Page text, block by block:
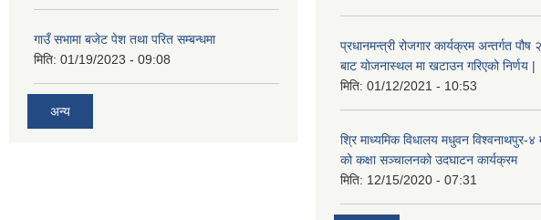
गाउँ सभामा बजेट पेश तथा परित सम्बन्धमा
मिति: 01/19/2023 - 09:08
अन्य
प्रधानमन्त्री रोजगार कार्यक्रम अन्तर्गत पौष
बाट योजनास्थल मा खटाउन गरिएको निर्णय |
मिति: 01/12/2021 - 10:53
श्रि माध्यमिक विधालय मधुवन विश्वनाथपुर-४
को कक्षा सञ्चालनको उदघाटन कार्यक्रम
मिति: 12/15/2020 - 07:31